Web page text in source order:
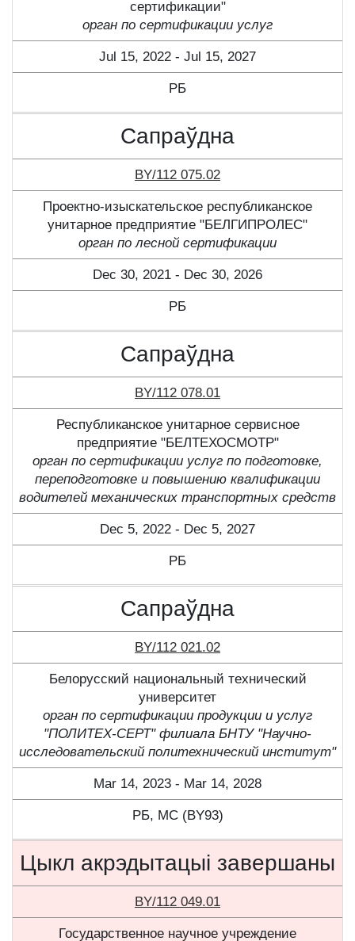
сертификации"
орган по сертификации услуг
Jul 15, 2022 - Jul 15, 2027
РБ
Сапраўдна
BY/112 075.02
Проектно-изыскательское республиканское
унитарное предприятие "БЕЛГИПРОЛЕС"
орган по лесной сертификации
Dec 30, 2021 - Dec 30, 2026
РБ
Сапраўдна
BY/112 078.01
Республиканское унитарное сервисное
предприятие "БЕЛТЕХОСМОТР"
орган по сертификации услуг по подготовке,
переподготовке и повышению квалификации
водителей механических транспортных средств
Dec 5, 2022 - Dec 5, 2027
РБ
Сапраўдна
BY/112 021.02
Белорусский национальный технический
университет
орган по сертификации продукции и услуг
"ПОЛИТЕХ-СЕРТ" филиала БНТУ "Научно-
исследовательский политехнический институт"
Mar 14, 2023 - Mar 14, 2028
РБ, МС (BY93)
Цыкл акрэдытацыі завершаны
BY/112 049.01
Государственное научное учреждение